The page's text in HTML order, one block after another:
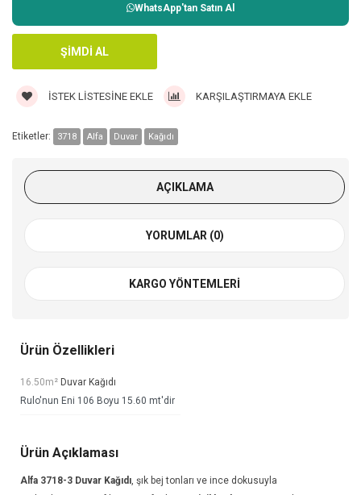
WhatsApp'tan Satın Al
İSTEK LISTESINE EKLE KARŞILAŞTIRMAYA EKLE
Etiketler: 3718 Alfa Duvar Kağıdı
AÇIKLAMA
YORUMLAR (0)
KARGO YÖNTEMLERI
Ürün Özellikleri
16.50m² Duvar Kağıdı
Rulo'nun Eni 106 Boyu 15.60 mt'dir
Ürün Açıklaması
Alfa 3718-3 Duvar Kağıdı , şık bej tonları ve ince dokusuyla